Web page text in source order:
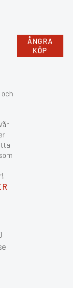
ÅNGRA
KÖP